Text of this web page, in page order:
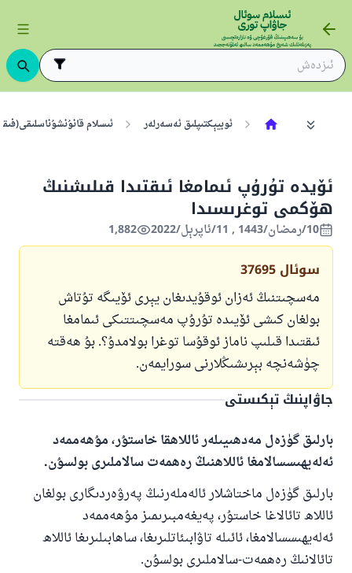
ئوبيېكتىپلىق ئەسەرلەر ئىسلام
ئۆيدە تۇرۇپ ئىمامغا ئىقتىدا قىلىشنىڭ
ھۆكمى توغرىسىدا
10/رمضان/1443 , 11/ئاپرېل/2022 1,882
سوئال 37695
مەسچىتنىڭ ئەزان ئوقۇيدىغان يېرى ئۆيىگە تۇتاش
بولغان كىشى ئۆيىدە تۇرۇپ مەسچىتتىكى ئىمامغا
ئىقتىدا قىلىپ ناماز ئوقۇسا توغرا بولامدۇ؟. بۇ ھەقتە
چۈشەنچە بېرىشىڭلارنى سورايمەن.
جاۋاپنىڭ تېكىستى
بارلىق گۈزەل مەدھىيىلەر ئاللاھقا خاستۇر، مۇھەممەد
ئەلەيھىسسالامغا ئاللاھنىڭ رەھمەت سالاملىرى بولسۇن.
بارلىق گۈزەل ماختاشلار ئالەملەرنىڭ پەرۋەردىگارى بولغان
ئاللاھ تائالاغا خاستۇر، پەيغەمبىرىمىز مۇھەممەد
ئەلەيھىسسالامغا، ئائىلە تاۋابىئاتلىرىغا، ساھابىلىرىغا ئاللاھ
تائالانىڭ رەھمەت-سالاملىرى بولسۇن.